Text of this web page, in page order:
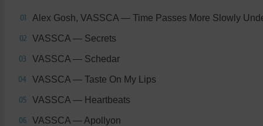
01 Alex Gosh, VASSCA — Time Passes More Slowly
02 VASSCA — Secrets
03 VASSCA — Schedar
04 VASSCA — Taste On My Lips
05 VASSCA — Heartbeats
06 VASSCA — Apollyon